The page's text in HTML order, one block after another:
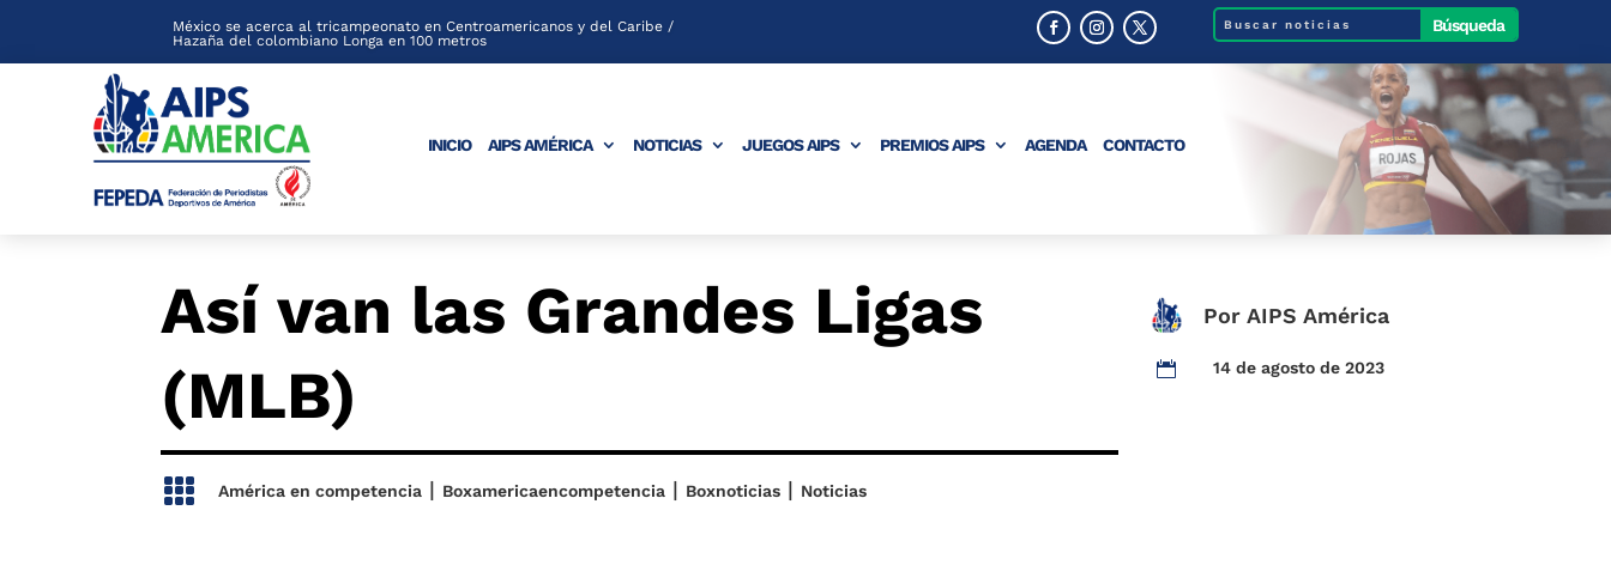
México se acerca al tricampeonato en Centroamericanos y del Caribe /
Hazaña del colombiano Longa en 100 metros
INICIO AIPS AMÉRICA NOTICIAS JUEGOS AIPS PREMIOS AIPS AGENDA CONTACTO
Así van las Grandes Ligas
(MLB)
 América en competencia| Boxamericaencompetencia| Boxnoticias| Noticias
Por AIPS América
 14 de agosto de 2023